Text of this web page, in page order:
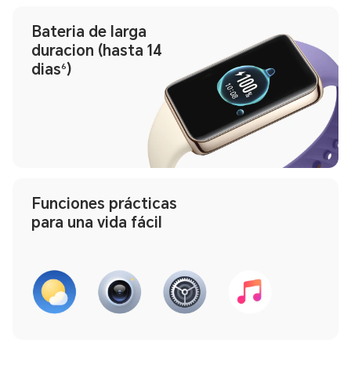
Bateria de larga
duracion (hasta 14
dias6)
Funciones prácticas
para una vida fácil